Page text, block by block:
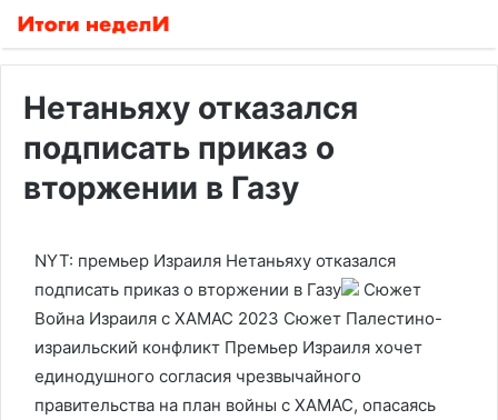
Нетаньяху отказался
подписать приказ о
вторжении в Газу
NYT: премьер Израиля Нетаньяху отказался
подписать приказ о вторжении в Газу
Сюжет
Война Израиля с ХАМАС 2023 Сюжет Палестино-
израильский конфликт Премьер Израиля хочет
единодушного согласия чрезвычайного
правительства на план войны с ХАМАС, опасаясь